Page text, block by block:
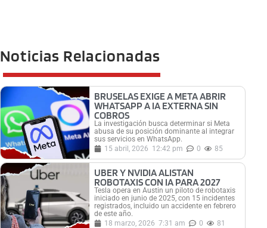
Noticias Relacionadas
BRUSELAS EXIGE A META ABRIR
WHATSAPP A IA EXTERNA SIN
COBROS
La investigación busca determinar si Meta
abusa de su posición dominante al integrar
sus servicios en WhatsApp.
15 abril, 2026 12:42 pm 0 85
UBER Y NVIDIA ALISTAN
ROBOTAXIS CON IA PARA 2027
Tesla opera en Austin un piloto de robotaxis
iniciado en junio de 2025, con 15 incidentes
registrados, incluido un accidente en febrero
de este año.
18 marzo, 2026 7:31 am 0 81